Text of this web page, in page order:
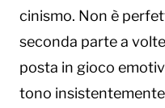
cinismo. Non è
seconda parte a
posta in gioco
tono